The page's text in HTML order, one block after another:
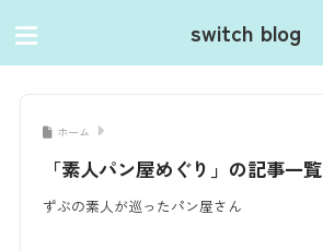
switch blog
ホーム
「素人パン屋めぐり」の記事一覧
ずぶの素人が巡ったパン屋さん